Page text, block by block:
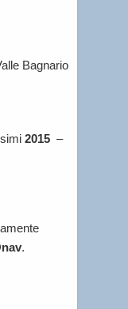
Bagnario
2015 –
.